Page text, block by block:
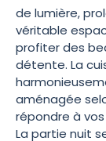
de lumière,
véritable
profiter des
détente. La
aménagée
répondre à
La partie nuit